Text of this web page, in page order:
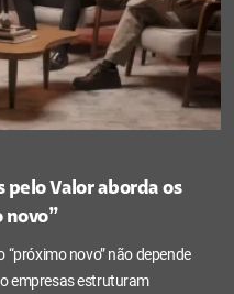
pelo Valor aborda os
novo”
novo” não depende
empresas estruturam